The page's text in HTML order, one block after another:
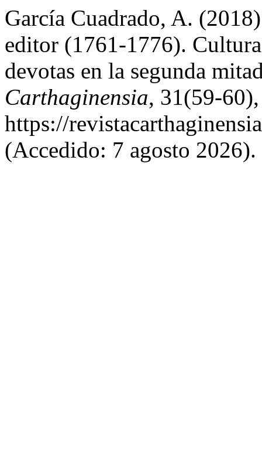
García Cuadrado, A.
editor (1761-1776).
devotas en la segunda
Carthaginensia, 31(59-
https://
(Accedido: 7 agosto 2026).